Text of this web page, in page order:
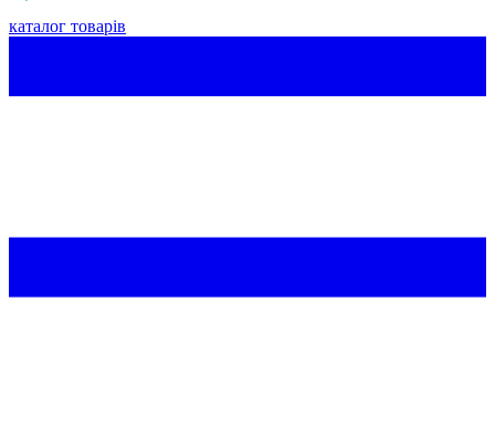
каталог товарів